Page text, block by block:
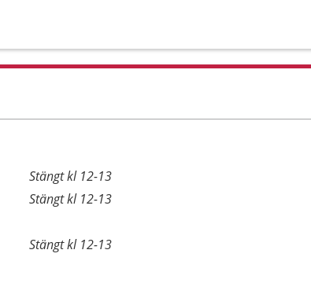
Stängt kl 12-13
Stängt kl 12-13
Stängt kl 12-13